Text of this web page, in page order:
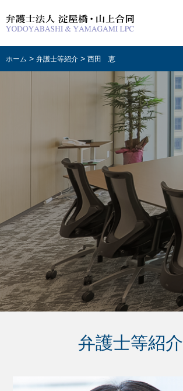
ホーム > 弁護士等紹介 > 西田 恵
弁護士等紹介